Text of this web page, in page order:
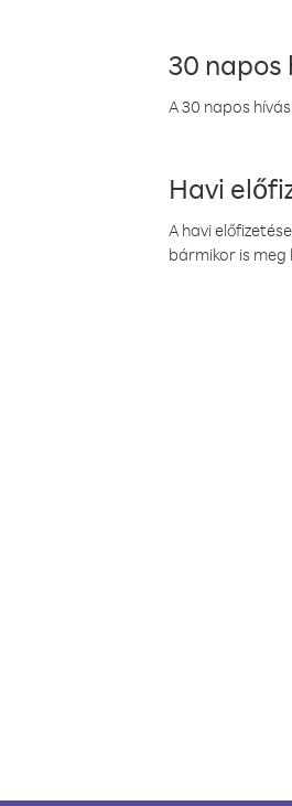
30 napos
A 30 napos
Havi
A havi
bármikor is meg